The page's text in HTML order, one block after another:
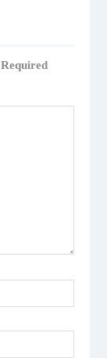
Required